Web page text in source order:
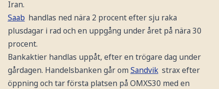
Iran.
Saab handlas ned nära 2 procent efter sju raka
plusdagar i rad och en uppgång under året på nära 30
procent.
Bankaktier handlas uppåt, efter en trögare dag under
gårdagen. Handelsbanken går om Sandvik strax efter
öppning och tar första platsen på OMXS30 med en